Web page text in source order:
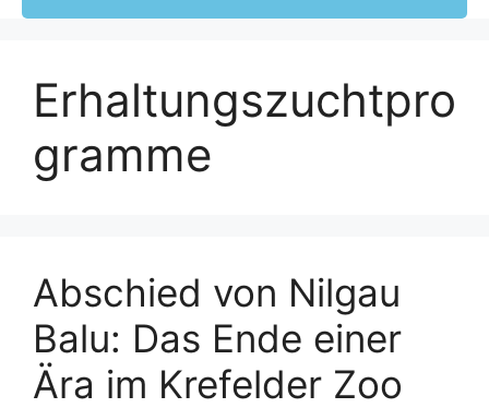
Erhaltungszuchtpro
gramme
Abschied von Nilgau
Balu: Das Ende einer
Ära im Krefelder Zoo